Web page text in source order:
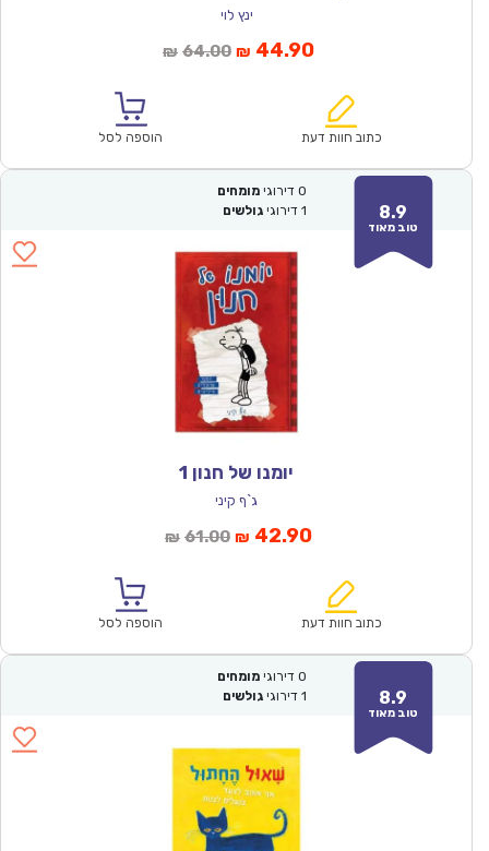
ינץ לוי
₪ 64.00המחיר
₪64.00.
₪ 44.90המחיר
הוא:
כתוב חוות דעת הוספה לסל
8.9
טוב מאוד
0 דירוגי מומחים
1 דירוגי גולשים
יומנו של חנון 1
ג`ף קיני
₪ 61.00המחיר
₪61.00.
₪ 42.90המחיר
הוא:
כתוב חוות דעת הוספה לסל
8.9
טוב מאוד
0 דירוגי מומחים
1 דירוגי גולשים